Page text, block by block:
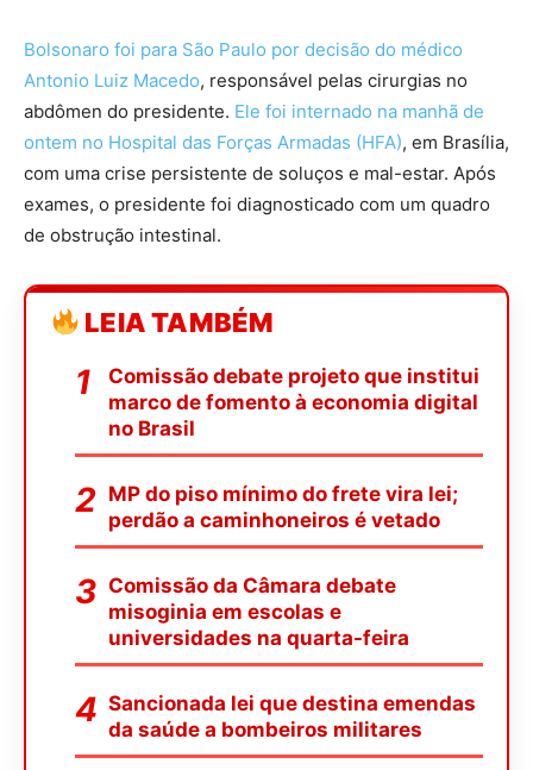
Bolsonaro foi para São Paulo por decisão do médico
Antonio Luiz Macedo, responsável pelas cirurgias no
abdômen do presidente. Ele foi internado na manhã de
ontem no Hospital das Forças Armadas (HFA), em Brasília,
com uma crise persistente de soluços e mal-estar. Após
exames, o presidente foi diagnosticado com um quadro
de obstrução intestinal.
LEIA TAMBÉM
Comissão debate projeto que institui
marco de fomento à economia digital
no Brasil
MP do piso mínimo do frete vira lei;
perdão a caminhoneiros é vetado
Comissão da Câmara debate
misoginia em escolas e
universidades na quarta-feira
Sancionada lei que destina emendas
da saúde a bombeiros militares